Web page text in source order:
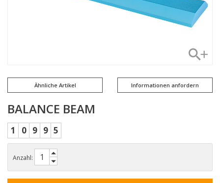
Ähnliche Artikel Informationen anfordern
BALANCE BEAM
1 0 9 9 5
Anzahl: